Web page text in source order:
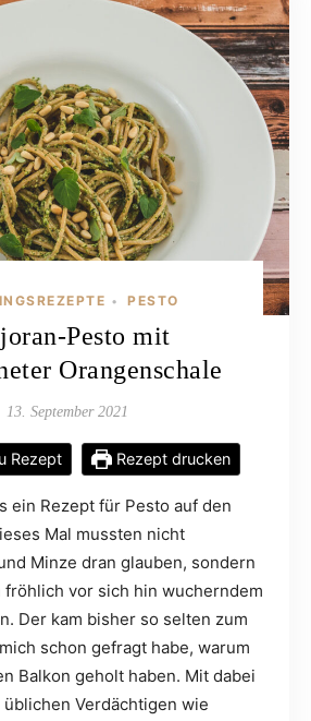
• PESTO
Pesto mit
Orangenschale
13. September 2021
Rezept Rezept drucken
ein Rezept für Pesto auf den
Mal mussten nicht
Minze dran glauben, sondern
fröhlich vor sich hin wucherndem
Der kam bisher so selten zum
schon gefragt habe, warum
Balkon geholt haben. Mit dabei
Verdächtigen wie